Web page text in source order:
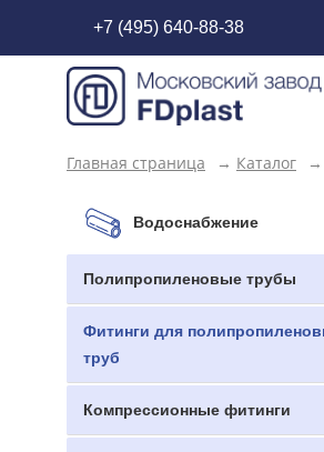
+7 (495) 640-88-38
Главная страница → Каталог →
Водоснабжение
Полипропиленовые трубы
Фитинги для
труб
Компрессионные фитинги